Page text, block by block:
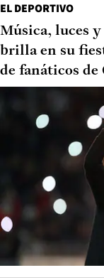
EL DEPORTIVO
Música, luces
brilla en su
de fanáticos de